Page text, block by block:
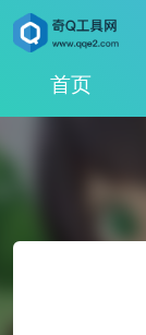
首页